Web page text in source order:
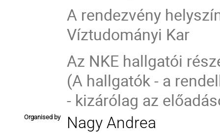
A rendezvény
Víztudományi Kar
Az NKE hallgatói
(A hallgatók - a
- kizárólag az
Organised by Nagy Andrea